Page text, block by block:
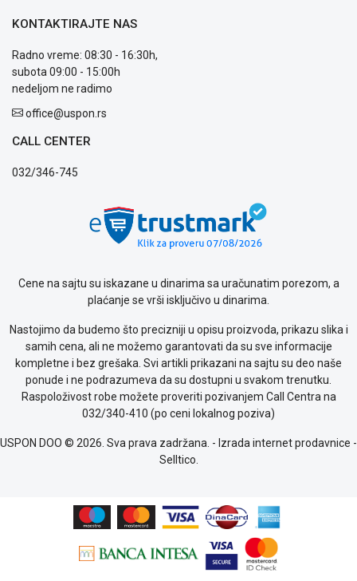
privatnosti
o
kolačićima
Provera
OUTLET
Kontakt
KREDIT
KONTAKTIRAJTE NAS
Radno vreme: 08:30 - 16:30h,
subota 09:00 - 15:00h
nedeljom ne radimo
office@uspon.rs
CALL CENTER
032/346-745
Cene na sajtu su iskazane u dinarima sa uračunatim porezom, a
plaćanje se vrši isključivo u dinarima.
Nastojimo da budemo što precizniji u opisu proizvoda, prikazu slika i
samih cena, ali ne možemo garantovati da su sve informacije
kompletne i bez grešaka. Svi artikli prikazani na sajtu su deo naše
ponude i ne podrazumeva da su dostupni u svakom trenutku.
Raspoloživost robe možete proveriti pozivanjem Call Centra na
032/340-410 (po ceni lokalnog poziva)
USPON DOO © 2026. Sva prava zadržana. - Izrada internet prodavnice -
Selltico.